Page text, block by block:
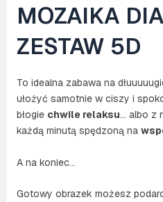
MOZAIKA
ZESTAW 5D
To idealna zabawa na
ułożyć samotnie w ciszy i
błogie chwile relaksu… albo z
każdą minutą spędzoną na
A na koniec…
Gotowy obrazek możesz